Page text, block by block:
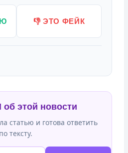
👎 ЭТО ФЕЙК
этой новости
статью и готова ответить
тексту.